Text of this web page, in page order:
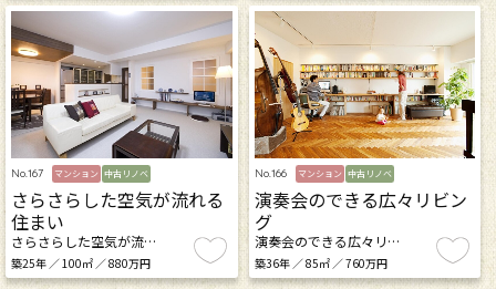
No.167 マンション 中古リノベ
さらさらした空気が流れる
住まい
さらさらした空気が流…
築25年 ／ 100㎡ ／ 880万円
No.166 マンション 中古リノベ
演奏会のできる広々リビン
グ
演奏会のできる広々リ…
築36年 ／ 85㎡ ／ 760万円